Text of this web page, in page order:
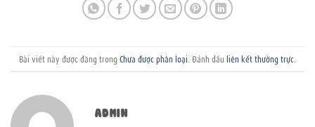
Bài viết này được đăng trong Chưa được phân loại . Đánh dấu liên kết thường trực
ADMIN